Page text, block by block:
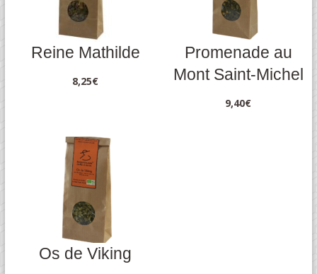
Reine Mathilde
8,25€
Promenade au
Mont Saint-Michel
9,40€
Os de Viking